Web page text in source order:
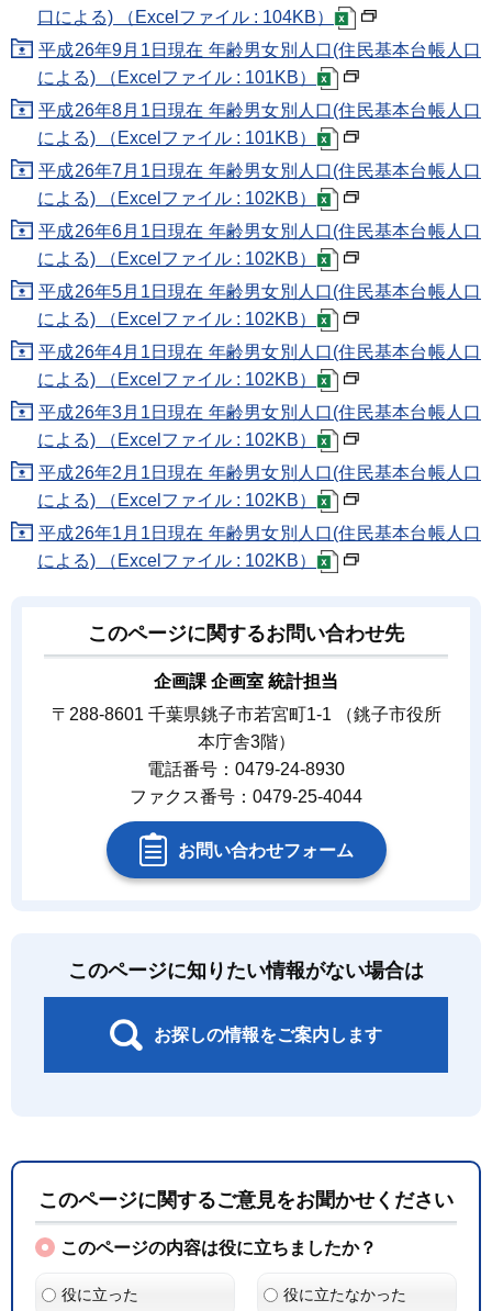
口による) （Excelファイル : 104KB）
平成26年9月1日現在 年齢男女別人口(住民基本台帳人口
による) （Excelファイル : 101KB）
平成26年8月1日現在 年齢男女別人口(住民基本台帳人口
による) （Excelファイル : 101KB）
平成26年7月1日現在 年齢男女別人口(住民基本台帳人口
による) （Excelファイル : 102KB）
平成26年6月1日現在 年齢男女別人口(住民基本台帳人口
による) （Excelファイル : 102KB）
平成26年5月1日現在 年齢男女別人口(住民基本台帳人口
による) （Excelファイル : 102KB）
平成26年4月1日現在 年齢男女別人口(住民基本台帳人口
による) （Excelファイル : 102KB）
平成26年3月1日現在 年齢男女別人口(住民基本台帳人口
による) （Excelファイル : 102KB）
平成26年2月1日現在 年齢男女別人口(住民基本台帳人口
による) （Excelファイル : 102KB）
平成26年1月1日現在 年齢男女別人口(住民基本台帳人口
による) （Excelファイル : 102KB）
このページに関するお問い合わせ先
企画課 企画室 統計担当
〒288-8601 千葉県銚子市若宮町1-1 （銚子市役所
本庁舎3階）
電話番号：0479-24-8930
ファクス番号：0479-25-4044
お問い合わせフォーム
このページに知りたい情報がない場合は
お探しの情報をご案内します
このページに関するご意見をお聞かせください
このページの内容は役に立ちましたか？
役に立った 役に立たなかった